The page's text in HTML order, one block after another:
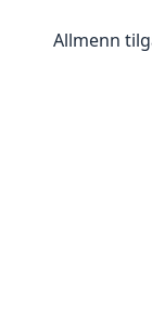
Allmenn